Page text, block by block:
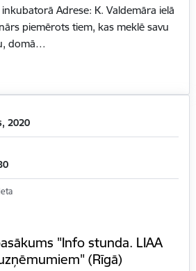
Adrese: K. Valdemāra ielā
piemērots tiem, kas meklē savu
domā…
2020
"Info stunda. LIAA
(Rīgā)